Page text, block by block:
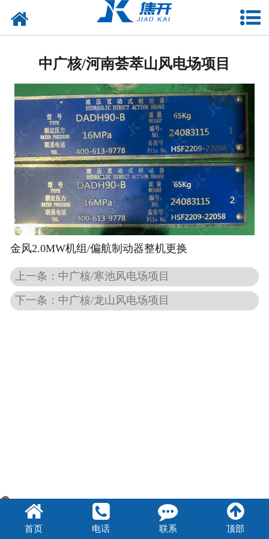
项目案例
媒体中心
联系焦开
中广核/河南荟萃山风电场项目
金风2.0MW机组/偏航制动器整机更换
上一条：中广核/寒池风电场项目
下一条：中广核/龙山风电场项目
首页 电话 联系 顶部
豫公网安备41082302410947号